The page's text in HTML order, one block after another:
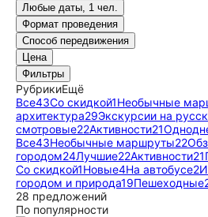
Любые даты, 1 чел.
Формат проведения
Способ передвижения
Цена
Фильтры
РубрикиЕщё
Все43Со скидкой1Необычные
архитектура29Экскурсии на
смотровые22Активности21
Все43Необычные маршруты22
городом24Лучшие22Активности21
Со скидкой1Новые4На автобусе2
городом и природа19Пешеходные
28 предложений
По популярности